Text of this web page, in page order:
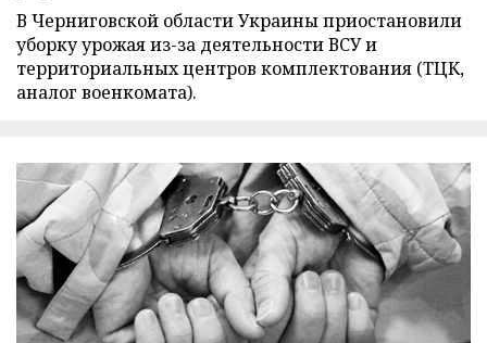
В Черниговской области Украины приостановили
уборку урожая из-за деятельности ВСУ и
территориальных центров комплектования (ТЦК,
аналог военкомата).